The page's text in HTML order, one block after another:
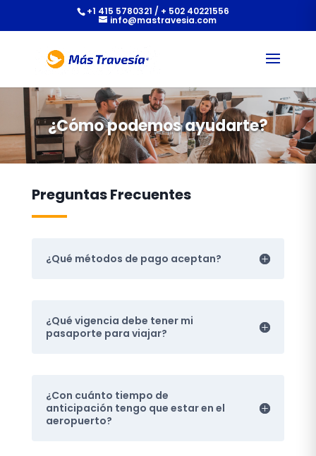
+1 415 5780321 / + 502 40221556
info@mastravesia.com
¿Cómo podemos ayudarte?
Preguntas Frecuentes
¿Qué métodos de pago aceptan?
¿Qué vigencia debe tener mi
pasaporte para viajar?
¿Con cuánto tiempo de
anticipación tengo que estar en el
aeropuerto?